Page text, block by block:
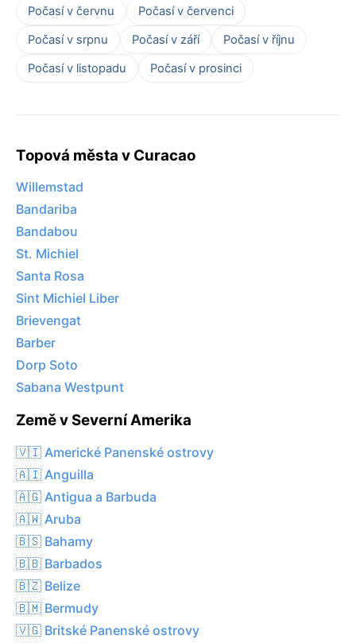
Počasí v červnu
Počasí v červenci
Počasí v srpnu
Počasí v září
Počasí v říjnu
Počasí v listopadu
Počasí v prosinci
Topová města v Curacao
Willemstad
Bandariba
Bandabou
St. Michiel
Santa Rosa
Sint Michiel Liber
Brievengat
Barber
Dorp Soto
Sabana Westpunt
Země v Severní Amerika
🇻🇮 Americké Panenské ostrovy
🇦🇮 Anguilla
🇦🇬 Antigua a Barbuda
🇦🇼 Aruba
🇧🇸 Bahamy
🇧🇧 Barbados
🇧🇿 Belize
🇧🇲 Bermudy
🇻🇬 Britské Panenské ostrovy